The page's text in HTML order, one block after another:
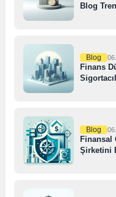
Blog
Blog
Finans
Blog
Finansal
Şirketini